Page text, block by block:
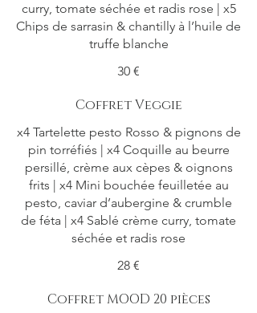
curry, tomate séchée et radis rose | x5
Chips de sarrasin & chantilly à l’huile de
truffe blanche
30 €
Coffret Veggie
x4 Tartelette pesto Rosso & pignons de
pin torréfiés | x4 Coquille au beurre
persillé, crème aux cèpes & oignons
frits | x4 Mini bouchée feuilletée au
pesto, caviar d’aubergine & crumble
de féta | x4 Sablé crème curry, tomate
séchée et radis rose
28 €
Coffret MOOD 20 pièces